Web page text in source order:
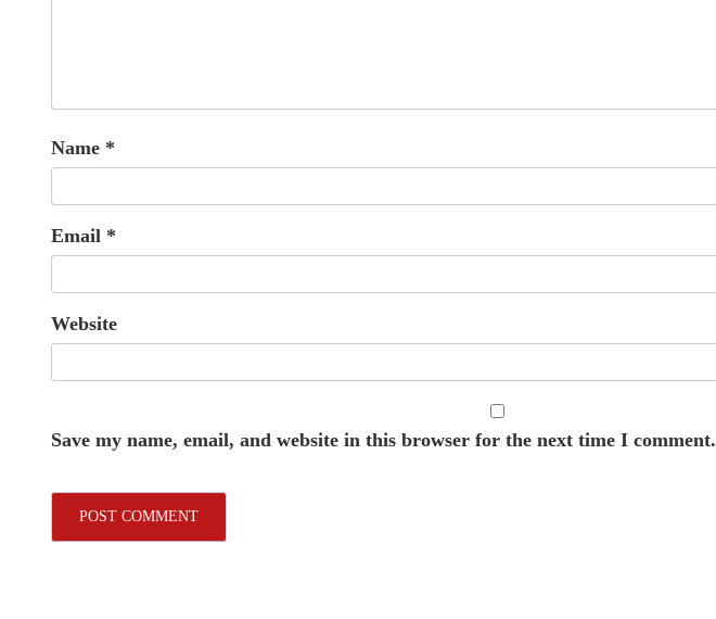
Name *
Email *
Website
Save my name, email, and website in this browser for the next time I comment.